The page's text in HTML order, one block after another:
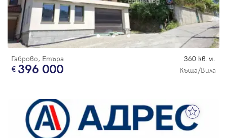
Габрово, Етъра 360 кв.м.
396 000 Къща/Вила